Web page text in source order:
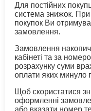
Для постійних
система знижок. При
покупок Ви
замовлення.
Замовлення
кабінеті та за
розрахунку суми
оплати яких минуло
Щоб скористатися
оформленні
або вказати номер